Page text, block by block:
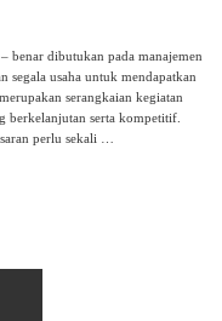
benar dibutukan pada manajemen
segala usaha untuk mendapatkan
serangkaian kegiatan
serta kompetitif.
perlu sekali …